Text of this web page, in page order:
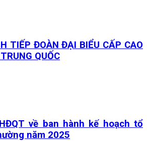
TIẾP ĐOÀN ĐẠI BIỂU CẤP CAO
QUỐC
về ban hành kế hoạch tổ
năm 2025